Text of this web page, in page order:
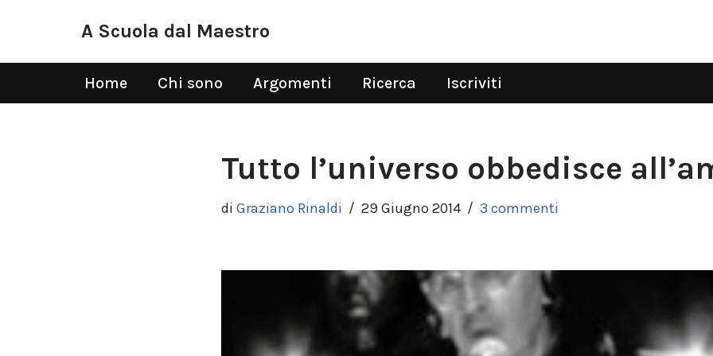
contenuto
A Scuola dal Maestro
Home Chi sono Argomenti Ricerca Iscriviti
Tutto l’universo obbedisce
di Graziano Rinaldi 29 Giugno 2014 3 commenti